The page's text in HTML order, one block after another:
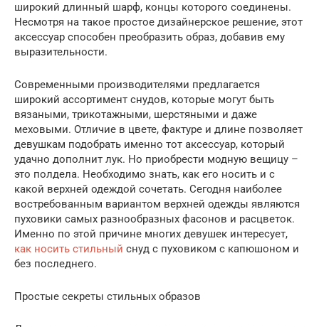
широкий длинный шарф, концы которого соединены.
Несмотря на такое простое дизайнерское решение, этот
аксессуар способен преобразить образ, добавив ему
выразительности.
Современными производителями предлагается
широкий ассортимент снудов, которые могут быть
вязаными, трикотажными, шерстяными и даже
меховыми. Отличие в цвете, фактуре и длине позволяет
девушкам подобрать именно тот аксессуар, который
удачно дополнит лук. Но приобрести модную вещицу –
это полдела. Необходимо знать, как его носить и с
какой верхней одеждой сочетать. Сегодня наиболее
востребованным вариантом верхней одежды являются
пуховики самых разнообразных фасонов и расцветок.
Именно по этой причине многих девушек интересует,
как носить стильный снуд с пуховиком с капюшоном и
без последнего.
Простые секреты стильных образов